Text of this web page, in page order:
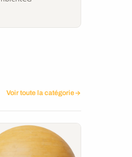
Voir toute la catégorie